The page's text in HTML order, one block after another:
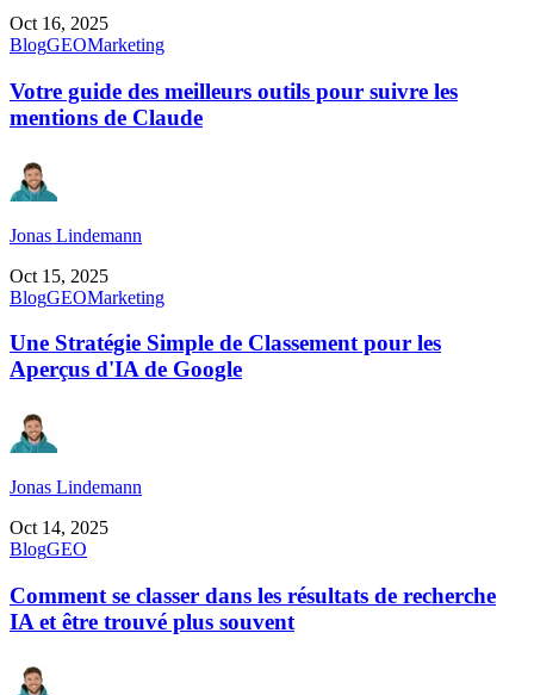
Oct 16, 2025
BlogGEOMarketing
Votre guide des meilleurs outils pour suivre les
mentions de Claude
Jonas Lindemann
Oct 15, 2025
BlogGEOMarketing
Une Stratégie Simple de Classement pour les
Aperçus d'IA de Google
Jonas Lindemann
Oct 14, 2025
BlogGEO
Comment se classer dans les résultats de recherche
IA et être trouvé plus souvent